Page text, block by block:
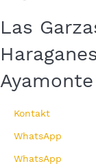
Las
Kontakt
WhatsApp
WhatsApp